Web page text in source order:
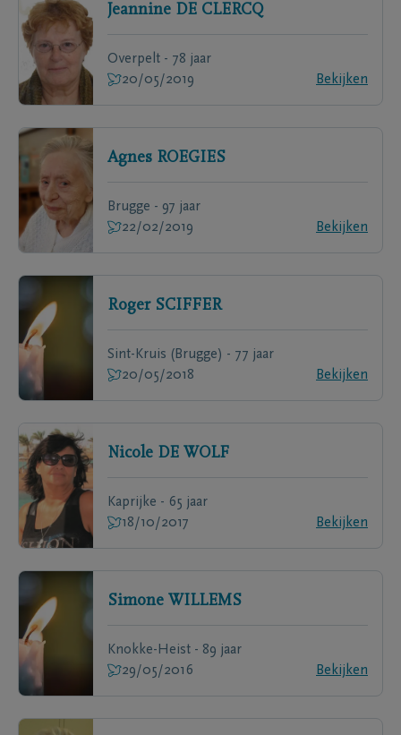
Jeannine DE CLERCQ
Overpelt - 78 jaar
20/05/2019
Bekijken
Agnes ROEGIES
Brugge - 97 jaar
22/02/2019
Bekijken
Roger SCIFFER
Sint-Kruis (Brugge) - 77 jaar
20/05/2018
Bekijken
Nicole DE WOLF
Kaprijke - 65 jaar
18/10/2017
Bekijken
Simone WILLEMS
Knokke-Heist - 89 jaar
29/05/2016
Bekijken